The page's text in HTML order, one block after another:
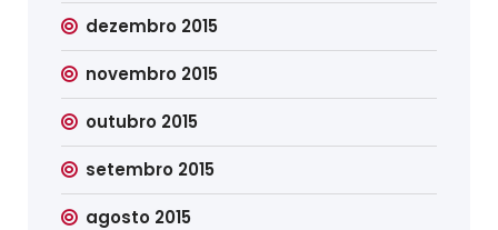
dezembro 2015
novembro 2015
outubro 2015
setembro 2015
agosto 2015